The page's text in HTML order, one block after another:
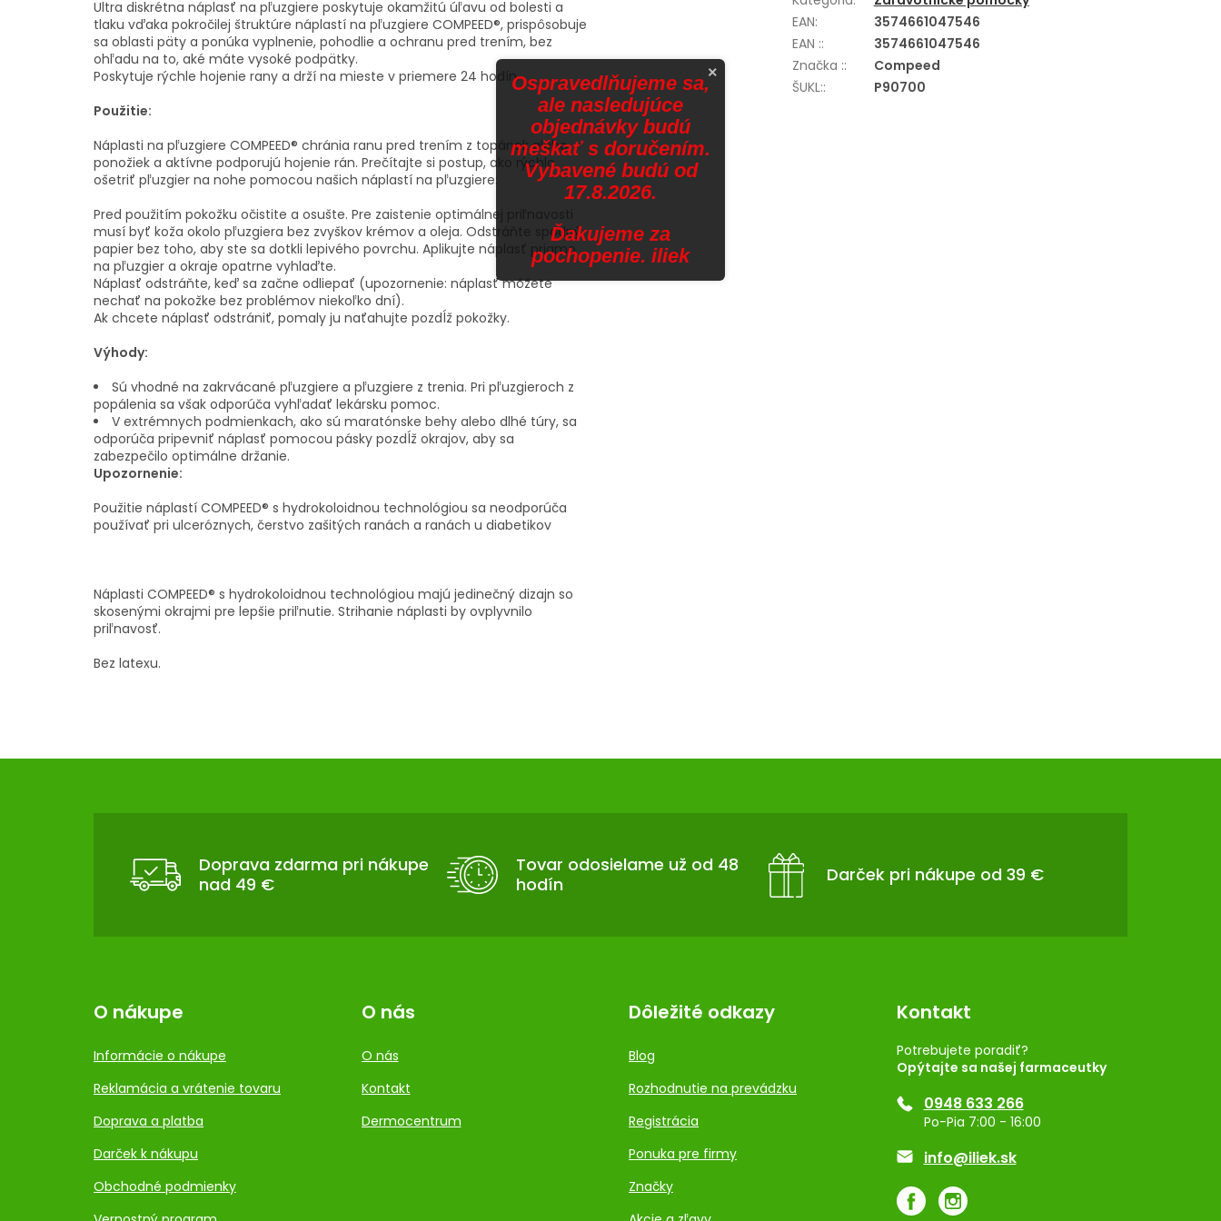
Ultra diskrétna náplasť na pľuzgiere poskytuje okamžitú úľavu od bolesti a
tlaku vďaka pokročilej štruktúre náplastí na pľuzgiere COMPEED®, prispôsobuje
sa oblasti päty a ponúka vyplnenie, pohodlie a ochranu pred trením, bez
ohľadu na to, aké máte vysoké podpätky.
Poskytuje rýchle hojenie rany a drží na mieste v priemere 24 hodín.
Použitie:
Náplasti na pľuzgiere COMPEED® chránia ranu pred trením z topánok alebo
ponožiek a aktívne podporujú hojenie rán. Prečítajte si postup, ako rýchlo
ošetriť pľuzgier na nohe pomocou našich náplastí na pľuzgiere:
Pred použitím pokožku očistite a osušte. Pre zaistenie optimálnej priľnavosti
musí byť koža okolo pľuzgiera bez zvyškov krémov a oleja. Odstráňte spodný
papier bez toho, aby ste sa dotkli lepivého povrchu. Aplikujte náplasť priamo
na pľuzgier a okraje opatrne vyhlaďte.
Náplasť odstráňte, keď sa začne odliepať (upozornenie: náplasť môžete
nechať na pokožke bez problémov niekoľko dní).
Ak chcete náplasť odstrániť, pomaly ju naťahujte pozdĺž pokožky.
Výhody:
Sú vhodné na zakrvácané pľuzgiere a pľuzgiere z trenia. Pri pľuzgieroch z
popálenia sa však odporúča vyhľadať lekársku pomoc.
V extrémnych podmienkach, ako sú maratónske behy alebo dlhé túry, sa
odporúča pripevniť náplasť pomocou pásky pozdĺž okrajov, aby sa
zabezpečilo optimálne držanie.
Upozornenie:
Použitie náplastí COMPEED® s hydrokoloidnou technológiou sa neodporúča
používať pri ulceróznych, čerstvo zašitých ranách a ranách u diabetikov
Náplasti COMPEED® s hydrokoloidnou technológiou majú jedinečný dizajn so
skosenými okrajmi pre lepšie priľnutie. Strihanie náplasti by ovplyvnilo
priľnavosť.
Bez latexu.
EAN:
3574661047546
EAN ::
3574661047546
Značka ::
Compeed
ŠUKL:: P90700
Doprava zdarma pri nákupe
nad 49 €
Tovar odosielame už od 48
hodín
Darček pri nákupe od 39 €
O nákupe
Informácie o nákupe
Reklamácia a vrátenie tovaru
Doprava a platba
Darček k nákupu
Obchodné podmienky
O nás
O nás
Kontakt
Dermocentrum
Dôležité odkazy
Blog
Rozhodnutie na prevádzku
Registrácia
Ponuka pre firmy
Značky
Kontakt
Potrebujete poradiť?
Opýtajte sa našej farmaceutky
0948 633 266
Po-Pia 7:00 - 16:00
info@iliek.sk
×
Ospravedlňujeme sa,
ale nasledujúce
objednávky budú
meškať s doručením.
Vybavené budú od
17.8.2026.
Ďakujeme za
pochopenie. iliek